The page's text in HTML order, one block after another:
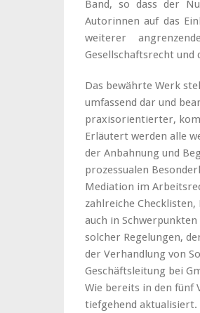
Band, so dass der
Autorinnen auf das
weiterer
Gesellschaftsrecht und
Das bewährte Werk
umfassend dar und
praxisorientierter,
Erläutert werden alle
der Anbahnung und
prozessualen
Mediation im
zahlreiche
auch in
solcher Regelungen,
der Verhandlung von
Geschäftsleitung bei
Wie bereits in den fünf
tiefgehend aktualisiert.